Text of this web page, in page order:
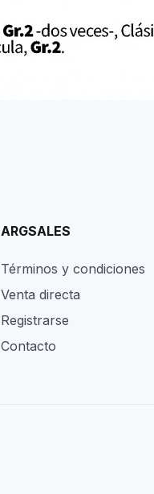
ARGSALES
Términos y condiciones
Venta directa
Registrarse
Contacto